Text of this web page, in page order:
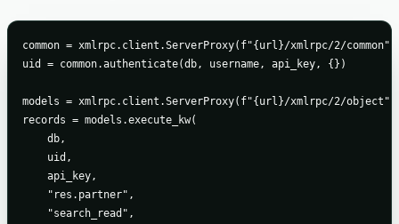
common = xmlrpc.client.ServerProxy(f"{url}/xmlrpc/2/common")
uid = common.authenticate(db, username, api_key, {})
models = xmlrpc.client.ServerProxy(f"{url}/xmlrpc/2/object")
records = models.execute_kw(
    db,
    uid,
    api_key,
    "res.partner",
    "search_read",